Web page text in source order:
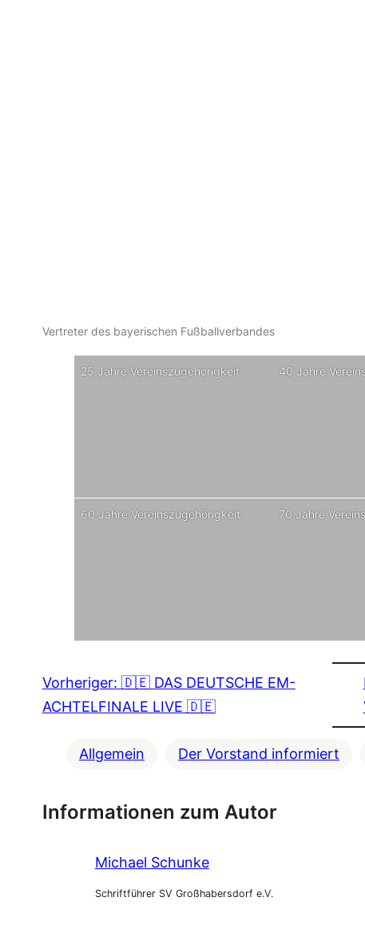
Vertreter des bayerischen Fußballverbandes
25 Jahre Vereinszugehörigkeit 40 Jahre
60 Jahre Vereinszugehörigkeit 70 Jahre
Vorheriger: 🇩🇪 DAS DEUTSCHE EM-
ACHTELFINALE LIVE 🇩🇪
Allgemein Der Vorstand informiert
Informationen zum Autor
Michael Schunke
Schriftführer SV Großhabersdorf e.V.